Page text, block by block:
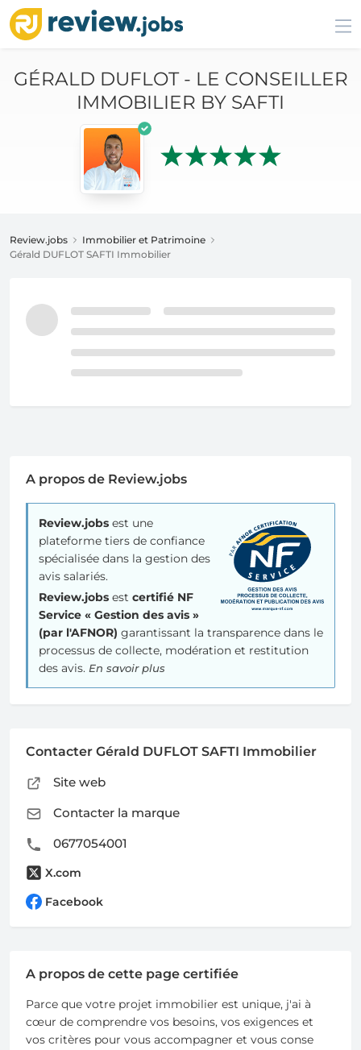
GÉRALD DUFLOT - LE CONSEILLER
IMMOBILIER BY SAFTI
Review.jobs
Immobilier et Patrimoine
Gérald DUFLOT SAFTI Immobilier
A propos de Review.jobs
Review.jobs est une
plateforme tiers de confiance
spécialisée dans la gestion des
avis salariés.
Review.jobs est certifié NF
Service « Gestion des avis »
(par l'AFNOR) garantissant la transparence dans le
processus de collecte, modération et restitution
des avis. En savoir plus
Contacter Gérald DUFLOT SAFTI Immobilier
Site web
Contacter la marque
0677054001
X.com
Facebook
A propos de cette page certifiée
Parce que votre projet immobilier est unique, j'ai à
cœur de comprendre vos besoins, vos exigences et
vos critères pour vous accompagner et vous conse